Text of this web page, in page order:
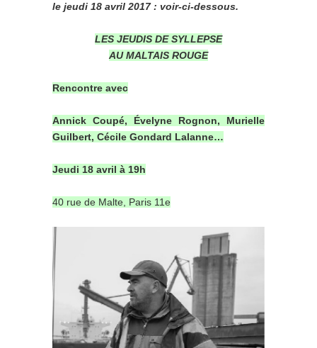
le jeudi 18 avril 2017 : voir-ci-dessous.
LES JEUDIS DE SYLLEPSE
AU MALTAIS ROUGE
Rencontre avec
Annick Coupé, Évelyne Rognon, Murielle
Guilbert, Cécile Gondard Lalanne…
Jeudi 18 avril à 19h
40 rue de Malte, Paris 11e